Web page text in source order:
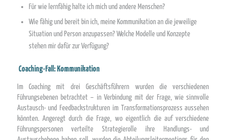
Für wie lernfähig halte ich mich und andere Menschen?
Wie fähig und bereit bin ich, meine Kommunikation an die jeweilige
Situation und Person anzupassen? Welche Modelle und Konzepte
stehen mir dafür zur Verfügung?
Coaching-Fall: Kommunikation
Im Coaching mit drei Geschäftsführern wurden die verschiedenen
Führungsebenen betrachtet – in Verbindung mit der Frage, wie sinnvolle
Austausch- und Feedbackstrukturen im Transformationsprozess aussehen
könnten. Angeregt durch die Frage, wo eigentlich die auf verschiedene
Führungspersonen verteilte Strategierolle ihre Handlungs- und